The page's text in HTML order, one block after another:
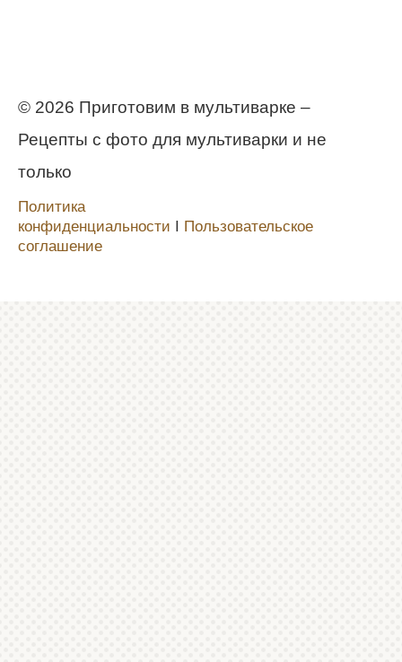
© 2026 Приготовим в мультиварке –
Рецепты с фото для мультиварки и не
только
Политика
конфиденциальности Ι Пользовательское
соглашение